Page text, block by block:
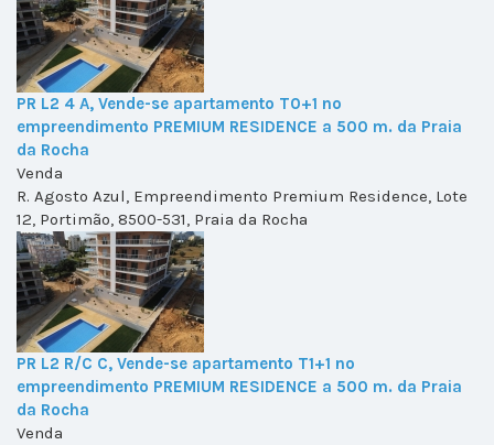
PR L2 4 A, Vende-se apartamento T0+1 no
empreendimento PREMIUM RESIDENCE a 500 m. da Praia
da Rocha
Venda
R. Agosto Azul, Empreendimento Premium Residence, Lote
12, Portimão, 8500-531, Praia da Rocha
PR L2 R/C C, Vende-se apartamento T1+1 no
empreendimento PREMIUM RESIDENCE a 500 m. da Praia
da Rocha
Venda